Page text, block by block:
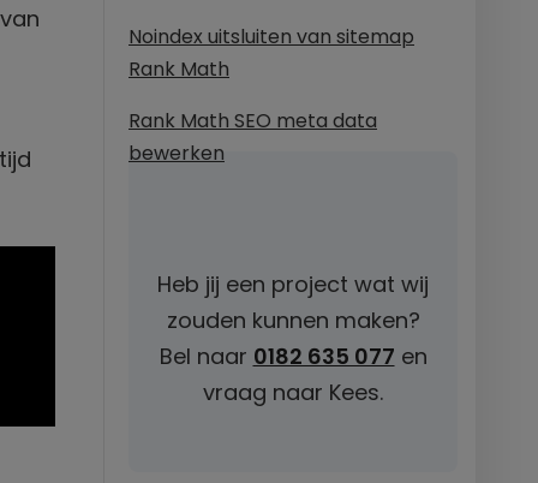
Noindex uitsluiten van sitemap
Rank Math
Rank Math SEO meta data
bewerken
Heb jij een project wat wij
zouden kunnen maken?
Bel naar 0182 635 077 en
vraag naar Kees.